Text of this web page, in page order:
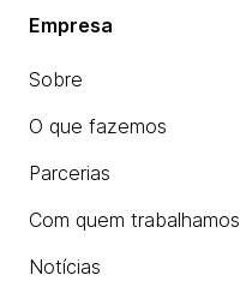
Empresa
Sobre
O que fazemos
Parcerias
Com quem trabalhamos
Notícias